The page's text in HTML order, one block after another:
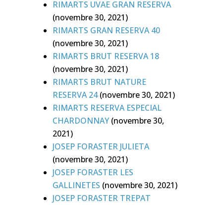
RIMARTS UVAE GRAN RESERVA
(novembre 30, 2021)
RIMARTS GRAN RESERVA 40
(novembre 30, 2021)
RIMARTS BRUT RESERVA 18
(novembre 30, 2021)
RIMARTS BRUT NATURE
RESERVA 24 (novembre 30, 2021)
RIMARTS RESERVA ESPECIAL
CHARDONNAY (novembre 30,
2021)
JOSEP FORASTER JULIETA
(novembre 30, 2021)
JOSEP FORASTER LES
GALLINETES (novembre 30, 2021)
JOSEP FORASTER TREPAT